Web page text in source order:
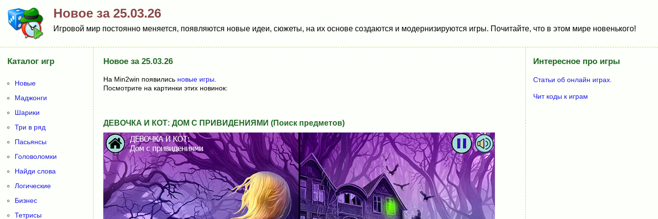
Новое за 25.03.26
Игровой мир постоянно меняется, появляются новые идеи, сюжеты, на их основе создаются и модернизируются игры. Почитайте, что в этом мире новенького!
Новое за 25.03.26
На Min2win появились новые игры
Посмотрите на картинки этих новинок:
ДЕВОЧКА И КОТ: ДОМ С ПРИВИДЕНИЯМИ (Поиск предметов)
Каталог игр
Новые
Маджонги
Шарики
Три в ряд
Пасьянсы
Головоломки
Найди слова
Логические
Бизнес
Тетрисы
Интересное про игры
Статьи об онлайн играх.
Чит коды к играм